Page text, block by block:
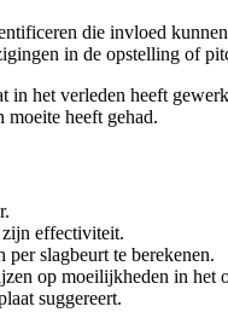
die invloed
in de opstelling of
in het verleden heeft
moeite heeft gehad.
effectiviteit.
slagbeurt te berekenen.
op moeilijkheden in het
suggereert.